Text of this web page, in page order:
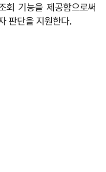
기능을 제공함으로써
판단을 지원한다.